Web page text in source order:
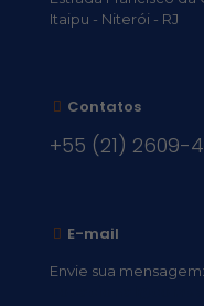
Itaipu - Niterói - RJ
Contatos
+55 (21) 2609-
E-mail
Envie sua mensagem: